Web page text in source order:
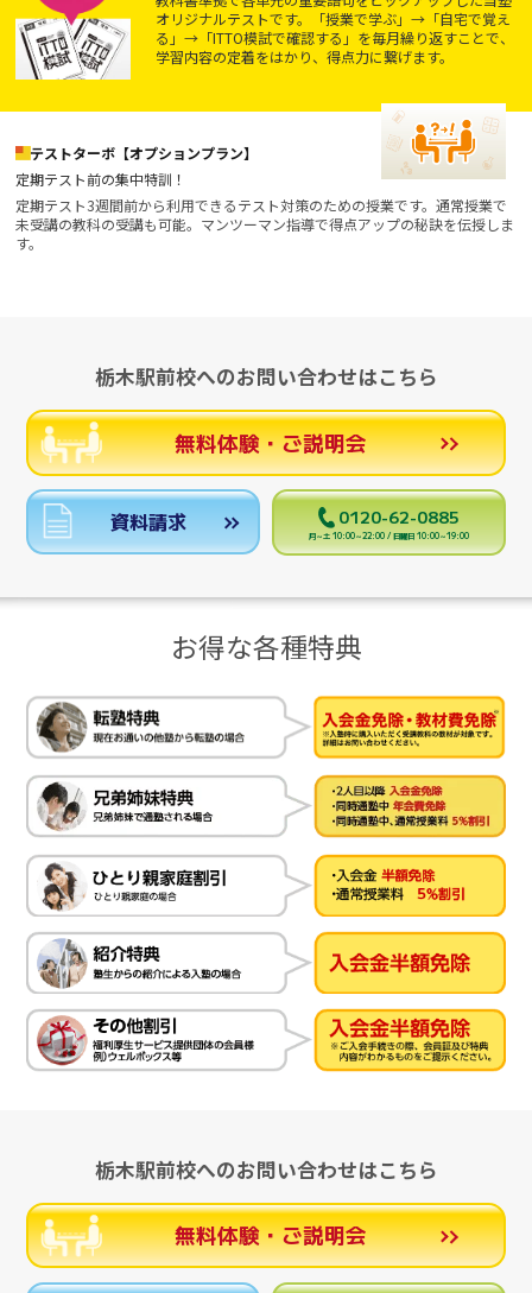
オリジナルテストです。「授業で学ぶ」→「自宅で覚え
る」→「ITTO模試で確認する」を毎月繰り返すことで、
学習内容の定着をはかり、得点力に繋げます。
テストターボ【オプションプラン】
定期テスト前の集中特訓！
定期テスト3週間前から利用できるテスト対策のための授業です。通常授業で
未受講の教科の受講も可能。マンツーマン指導で得点アップの秘訣を伝授しま
す。
栃木駅前校へのお問い合わせはこちら
無料体験・ご説明会
資料請求 0120-62-0885
月～土 10:00～22:00 / 日曜日 10:00～19:00
お得な各種特典
栃木駅前校へのお問い合わせはこちら
無料体験・ご説明会